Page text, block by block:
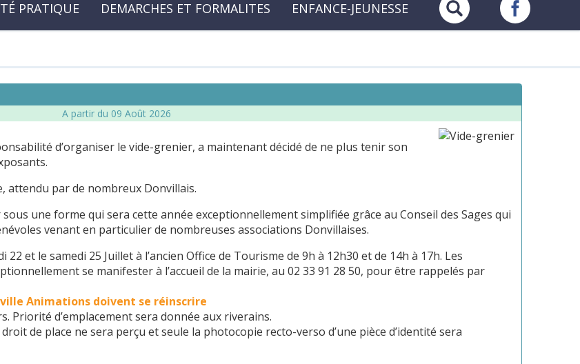
PRATIQUE DEMARCHES ET FORMALITES ENFANCE-JEUNESSE
A partir du 09 Août 2026
d’organiser le vide-grenier, a maintenant décidé de ne plus tenir son
attendu par de nombreux Donvillais.
une forme qui sera cette année exceptionnellement simplifiée grâce au Conseil des Sages qui
venant en particulier de nombreuses associations Donvillaises.
et le samedi 25 Juillet à l’ancien Office de Tourisme de 9h à 12h30 et de 14h à 17h. Les
se manifester à l’accueil de la mairie, au 02 33 91 28 50, pour être rappelés par
Animations doivent se réinscrire
Priorité d’emplacement sera donnée aux riverains.
de place ne sera perçu et seule la photocopie recto-verso d’une pièce d’identité sera